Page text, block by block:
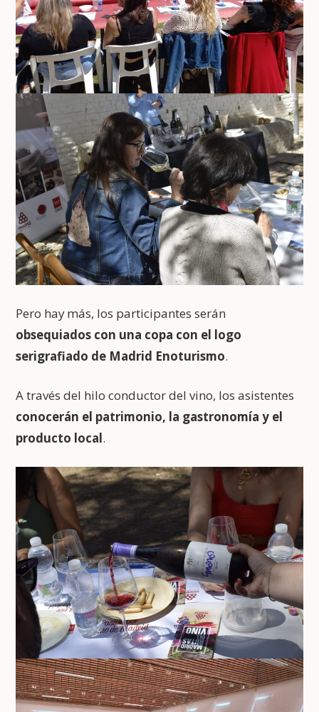
Pero hay más, los participantes serán
obsequiados con una copa con el logo
serigrafiado de Madrid Enoturismo.
A través del hilo conductor del vino, los asistentes
conocerán el patrimonio, la gastronomía y el
producto local.